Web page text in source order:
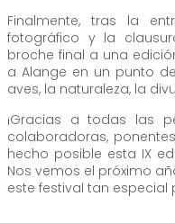
Finalmente, tras la
fotográfico y la
broche final a una
a Alange en un punto
aves, la naturaleza, la
¡Gracias a todas las
colaboradoras,
hecho posible esta IX
Nos vemos el próximo
este festival tan